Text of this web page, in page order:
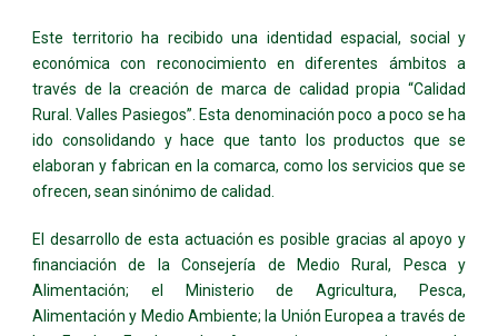
Este territorio ha recibido una identidad espacial, social y
económica con reconocimiento en diferentes ámbitos a
través de la creación de marca de calidad propia “Calidad
Rural. Valles Pasiegos”. Esta denominación poco a poco se ha
ido consolidando y hace que tanto los productos que se
elaboran y fabrican en la comarca, como los servicios que se
ofrecen, sean sinónimo de calidad.
El desarrollo de esta actuación es posible gracias al apoyo y
financiación de la Consejería de Medio Rural, Pesca y
Alimentación; el Ministerio de Agricultura, Pesca,
Alimentación y Medio Ambiente; la Unión Europea a través de